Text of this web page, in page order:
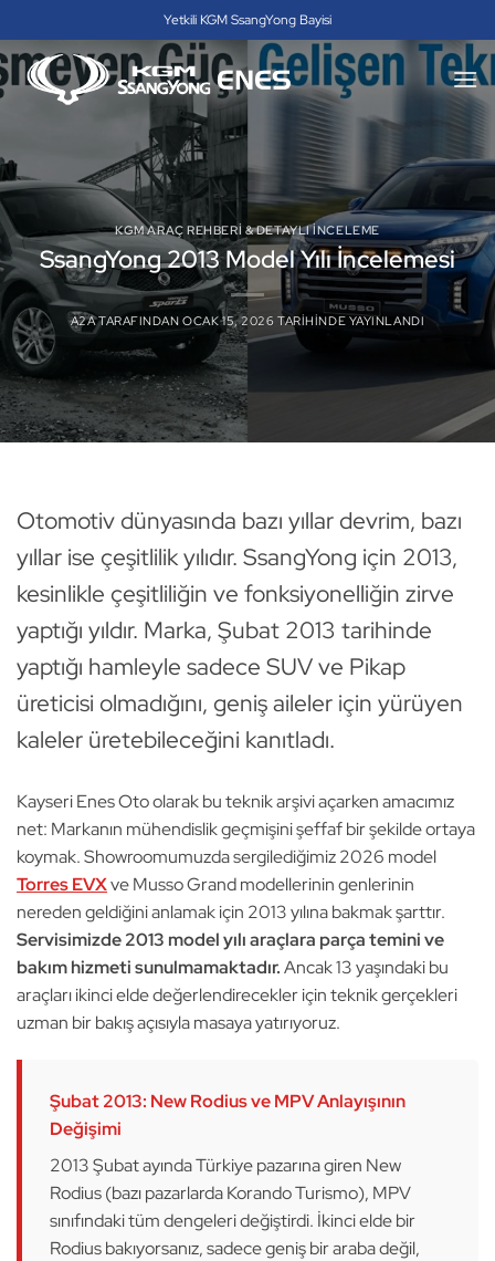
atla
Yetkili KGM SsangYong Bayisi
KGM ARAÇ REHBERI & DETAYLI İNCELEME
SsangYong 2013 Model Yılı İncelemesi
A2ATARAFINDAN OCAK 15, 2026 TARIHINDE YAYINLANDI
Otomotiv dünyasında bazı yıllar devrim, bazı
yıllar ise çeşitlilik yılıdır. SsangYong için 2013,
kesinlikle çeşitliliğin ve fonksiyonelliğin zirve
yaptığı yıldır. Marka, Şubat 2013 tarihinde
yaptığı hamleyle sadece SUV ve Pikap
üreticisi olmadığını, geniş aileler için yürüyen
kaleler üretebileceğini kanıtladı.
Kayseri Enes Oto olarak bu teknik arşivi açarken amacımız
net: Markanın mühendislik geçmişini şeffaf bir şekilde ortaya
koymak. Showroomumuzda sergilediğimiz 2026 model
Torres EVXve Musso Grand modellerinin genlerinin
nereden geldiğini anlamak için 2013 yılına bakmak şarttır.
Servisimizde 2013 model yılı araçlara parça temini ve
bakım hizmeti sunulmamaktadır.Ancak 13 yaşındaki bu
araçları ikinci elde değerlendirecekler için teknik gerçekleri
uzman bir bakış açısıyla masaya yatırıyoruz.
Şubat 2013: New Rodius ve MPV Anlayışının
Değişimi
2013 Şubat ayında Türkiye pazarına giren New
Rodius (bazı pazarlarda Korando Turismo), MPV
sınıfındaki tüm dengeleri değiştirdi. İkinci elde bir
Rodius bakıyorsanız, sadece geniş bir araba değil,